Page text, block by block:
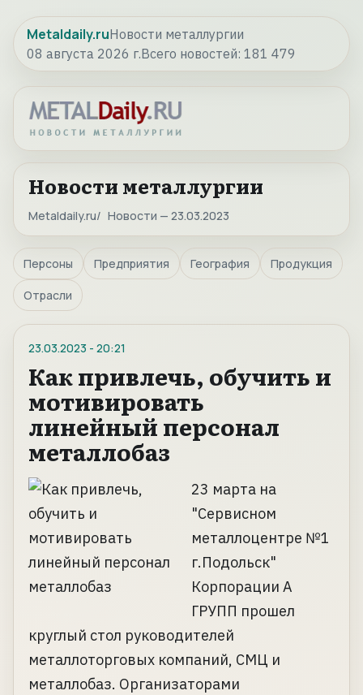
Metaldaily.ruНовости металлургии
08 августа 2026 г.Всего новостей: 181 479
Новости металлургии
Metaldaily.ru Новости — 23.03.2023
Персоны Предприятия География Продукция
Отрасли
23.03.2023 - 20:21
Как привлечь, обучить и
мотивировать
линейный персонал
металлобаз
23 марта на
"Сервисном
металлоцентре №1
г.Подольск"
Корпорации А
ГРУПП прошел
круглый стол руководителей
металлоторговых компаний, СМЦ и
металлобаз. Организаторами